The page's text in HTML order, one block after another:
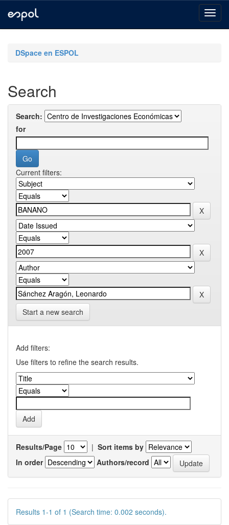
navigationDSpace en ESPOL
Search
Search:
for
Current filters:
Start a new search
Add filters:
Use filters to refine the search results.
Results/Page | Sort items by
In order
Authors/record
Results 1-1 of 1 (Search time: 0.002 seconds).